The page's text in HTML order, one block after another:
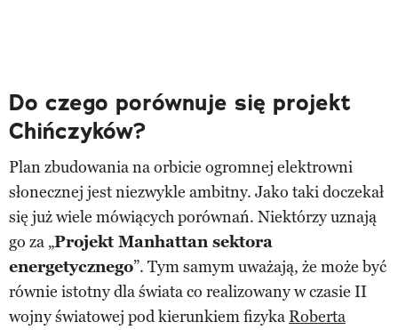
Do czego porównuje się projekt
Chińczyków?
Plan zbudowania na orbicie ogromnej elektrowni
słonecznej jest niezwykle ambitny. Jako taki doczekał
się już wiele mówiących porównań. Niektórzy uznają
go za „Projekt Manhattan sektora
energetycznego”. Tym samym uważają, że może być
równie istotny dla świata co realizowany w czasie II
wojny światowej pod kierunkiem fizyka Roberta